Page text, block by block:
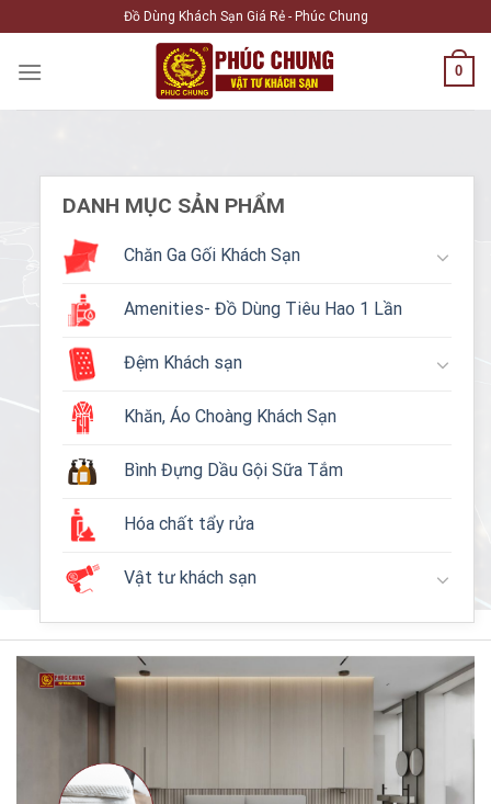
to
content
Đồ Dùng Khách Sạn Giá Rẻ - Phúc Chung
0
DANH MỤC SẢN PHẨM
Chăn Ga Gối Khách Sạn
Amenities- Đồ Dùng Tiêu Hao 1 Lần
Đệm Khách sạn
Khăn, Áo Choàng Khách Sạn
Bình Đựng Dầu Gội Sữa Tắm
Hóa chất tẩy rửa
Vật tư khách sạn